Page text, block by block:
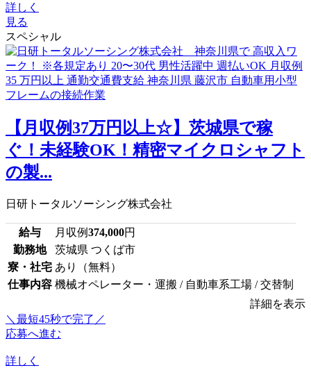
詳しく
見る
スペシャル
【月収例37万円以上☆】茨城県で稼
ぐ！未経験OK！精密マイクロシャフト
の製...
日研トータルソーシング株式会社
給与 月収例374,000円
勤務地
茨城県 つくば市
寮・社宅 あり（無料）
仕事内容 機械オペレーター・運搬 / 自動車系工場 / 交替制
詳細を表示
＼最短45秒で完了／
応募へ進む
詳しく